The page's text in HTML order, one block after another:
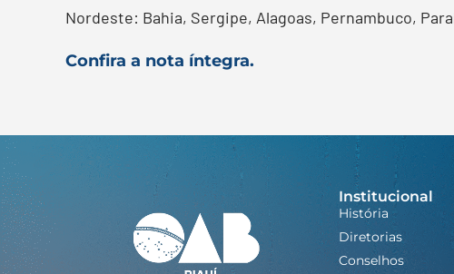
Nordeste: Bahia, Sergipe, Alagoas, Pernambuco,
Confira a nota íntegra.
Institucional
História
Diretorias
Conselhos